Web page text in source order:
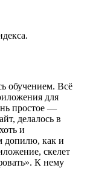
обучением. Всё
для
простое —
делалось в
и
допилю, как и
скелет
К нему